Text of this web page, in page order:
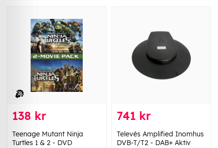
138 kr
Teenage Mutant Ninja
Turtles 1 & 2 - DVD
741 kr
Televés Amplified Inomhus
DVB-T/T2 - DAB+ Aktiv